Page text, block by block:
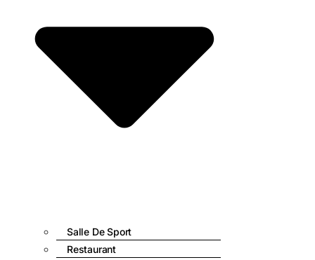
Salle De Sport
Restaurant